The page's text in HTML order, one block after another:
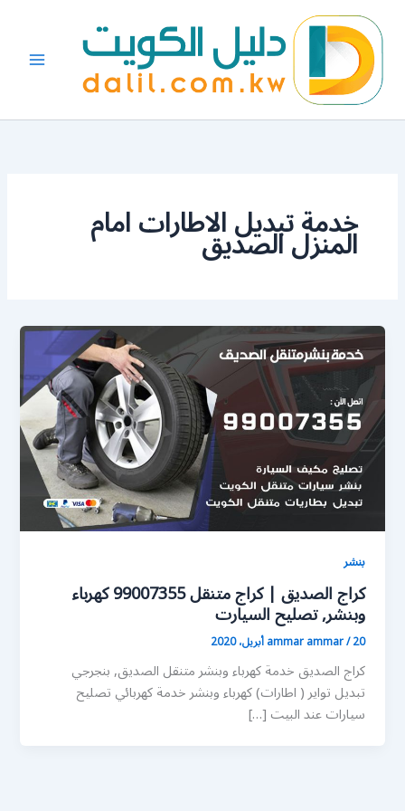
المحتوى
خدمة تبديل الاطارات امام
المنزل الصديق
بنشر
كراج الصديق | كراج متنقل 99007355 كهرباء
وبنشر, تصليح السيارت
ammar ammar/20 أبريل، 2020
كراج الصديق خدمة كهرباء وبنشر متنقل الصديق, بنجرجي
تبديل تواير ( اطارات) كهرباء وبنشر خدمة كهربائي تصليح
سيارات عند البيت […]